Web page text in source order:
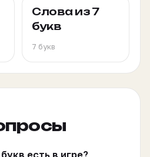
Слова из 7
букв
7 букв
есть в игре?